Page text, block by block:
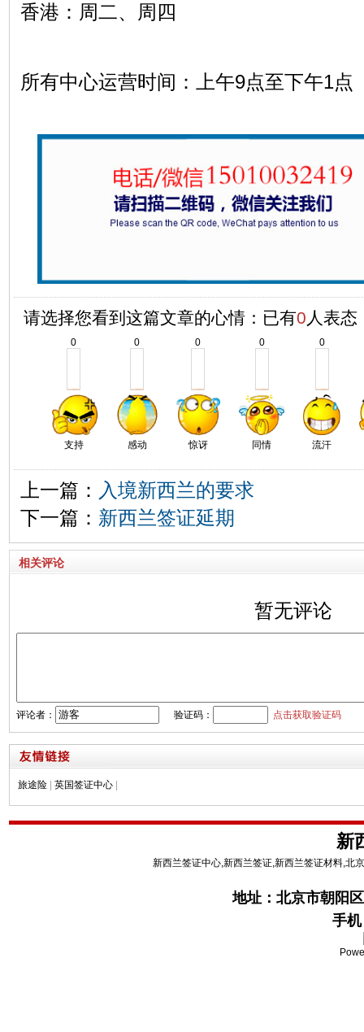
香港：周二、周四
所有中心运营时间：上午9点至下午1点
请选择您看到这篇文章的心情：已有0 人表态
0
支持
0
感动
0
惊讶
0
同情
0
流汗
上一篇： 入境新西兰的要求
下一篇： 新西兰签证延期
相关评论
暂无评论
评论者： 验证码： 点击获取验证码
旅途险 英国签证中心
新
新西兰签证中心,新西兰签证,新西兰签证材料,北
地址： 北京市朝阳
手